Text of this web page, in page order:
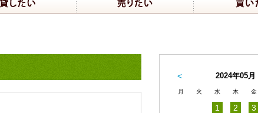
2024年05月
月 火 水 木 金
1 2 3
<